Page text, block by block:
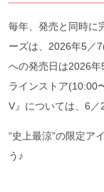
毎年、発売と同時に
ーズは、2026年5／
への発売日は2026
ラインストア(10:00
V』については、6／
“史上最涼”の限定ア
う♪